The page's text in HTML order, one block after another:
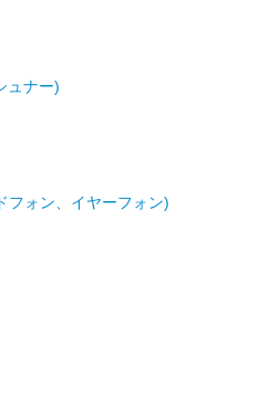
ュナー)
フォン、イヤーフォン)